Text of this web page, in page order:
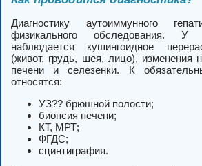
Диагностику аутоиммунного
физикального обследования. У
наблюдается кушингоидное
(живот, грудь, шея, лицо), изменения
печени и селезенки. К
относятся:
УЗ?? брюшной полости;
биопсия печени;
КТ, МРТ;
ФГДС;
сцинтиграфия.